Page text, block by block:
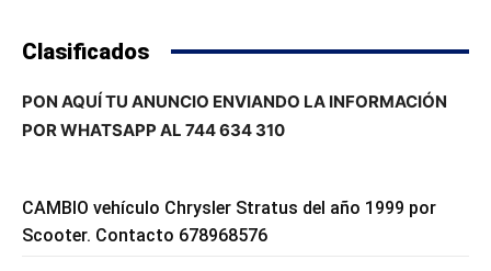
Clasificados
PON AQUÍ TU ANUNCIO ENVIANDO LA INFORMACIÓN
POR WHATSAPP AL 744 634 310
CAMBIO vehículo Chrysler Stratus del año 1999 por
Scooter. Contacto 678968576